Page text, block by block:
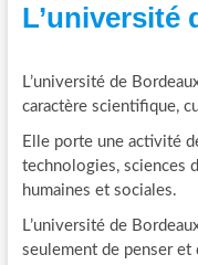
L’université
L’université de
caractère scientifique,
Elle porte une activité
technologies, sciences
humaines et sociales.
L’université de
seulement de penser et